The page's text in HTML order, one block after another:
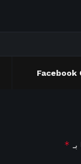
Facebook
*